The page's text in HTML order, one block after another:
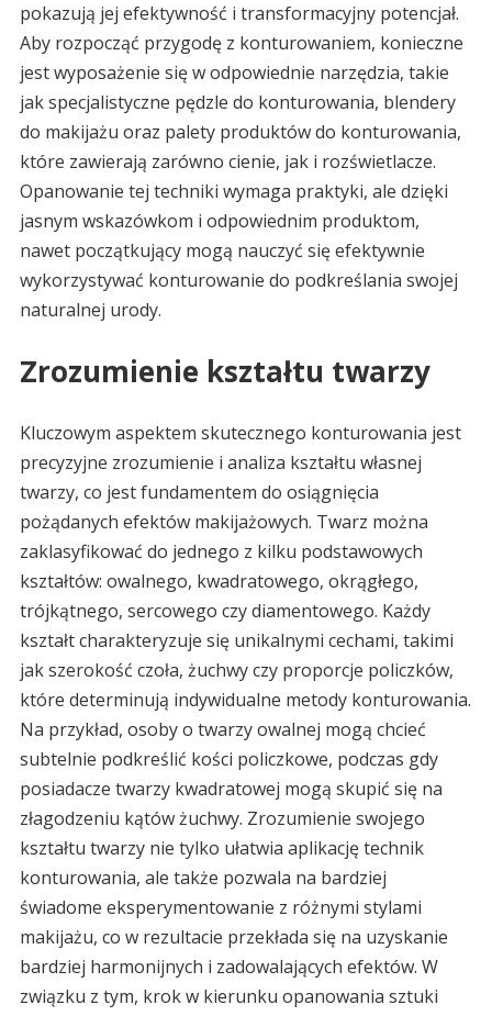
pokazują jej efektywność i transformacyjny potencjał.
Aby rozpocząć przygodę z konturowaniem, konieczne
jest wyposażenie się w odpowiednie narzędzia, takie
jak specjalistyczne pędzle do konturowania, blendery
do makijażu oraz palety produktów do konturowania,
które zawierają zarówno cienie, jak i rozświetlacze.
Opanowanie tej techniki wymaga praktyki, ale dzięki
jasnym wskazówkom i odpowiednim produktom,
nawet początkujący mogą nauczyć się efektywnie
wykorzystywać konturowanie do podkreślania swojej
naturalnej urody.
Zrozumienie kształtu twarzy
Kluczowym aspektem skutecznego konturowania jest
precyzyjne zrozumienie i analiza kształtu własnej
twarzy, co jest fundamentem do osiągnięcia
pożądanych efektów makijażowych. Twarz można
zaklasyfikować do jednego z kilku podstawowych
kształtów: owalnego, kwadratowego, okrągłego,
trójkątnego, sercowego czy diamentowego. Każdy
kształt charakteryzuje się unikalnymi cechami, takimi
jak szerokość czoła, żuchwy czy proporcje policzków,
które determinują indywidualne metody konturowania.
Na przykład, osoby o twarzy owalnej mogą chcieć
subtelnie podkreślić kości policzkowe, podczas gdy
posiadacze twarzy kwadratowej mogą skupić się na
złagodzeniu kątów żuchwy. Zrozumienie swojego
kształtu twarzy nie tylko ułatwia aplikację technik
konturowania, ale także pozwala na bardziej
świadome eksperymentowanie z różnymi stylami
makijażu, co w rezultacie przekłada się na uzyskanie
bardziej harmonijnych i zadowalających efektów. W
związku z tym, krok w kierunku opanowania sztuki